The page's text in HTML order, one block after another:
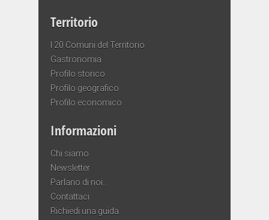
Territorio
I 20 Comuni del Territorio
Gastronomia
Profilo storico
Profilo geografico
Profilo economico
Informazioni
Chi siamo
Newsletter
Parlano di noi…
Contattaci
Richiedi una guida